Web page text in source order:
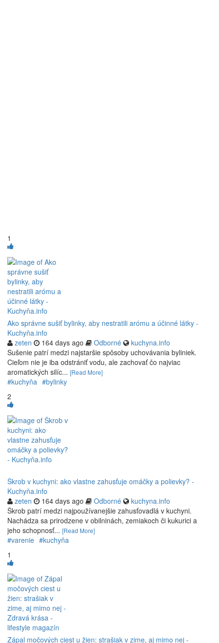
1
Ako správne sušiť bylinky, aby nestratili arómu a účinné látky -
Kuchyňa.info
zeten
164 days ago Odborné
kuchyna.info
Sušenie patrí medzi najstaršie spôsoby uchovávania byliniek.
Cieľom nie je iba odstrániť vodu, ale zachovať čo najviac
aromatických silíc... [Read More]
#kuchyňa #bylinky
2
Škrob v kuchyni: ako vlastne zahusťuje omáčky a polievky? -
Kuchyňa.info
zeten
164 days ago Odborné
kuchyna.info
Škrob patrí medzi najpoužívanejšie zahusťovadlá v kuchyni.
Nachádza sa prirodzene v obilninách, zemiakoch či kukurici a
jeho schopnosť... [Read More]
#varenie #kuchyňa
1
Zápal močových ciest u žien: strašiak v zime, aj mimo nej -